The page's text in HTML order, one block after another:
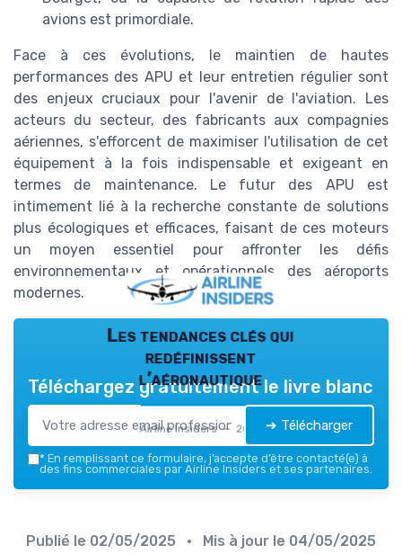
avions est primordiale.
Face à ces évolutions, le maintien de hautes
performances des APU et leur entretien régulier sont
des enjeux cruciaux pour l'avenir de l'aviation. Les
acteurs du secteur, des fabricants aux compagnies
aériennes, s'efforcent de maximiser l'utilisation de cet
équipement à la fois indispensable et exigeant en
termes de maintenance. Le futur des APU est
intimement lié à la recherche constante de solutions
plus écologiques et efficaces, faisant de ces moteurs
un moyen essentiel pour affronter les défis
environnementaux et opérationnels des aéroports
modernes.
Les tendances clés qui
redéfinissent
l’aéronautique
Airline Insiders — 2026
Téléchargez gratuitement le livre blanc
➔ Télécharger
* En remplissant ce formulaire, j’accepte d’être contacté(e) à
des fins commerciales par Airline Insiders et ses partenaires.
Publié le 02/05/2025 • Mis à jour le 04/05/2025